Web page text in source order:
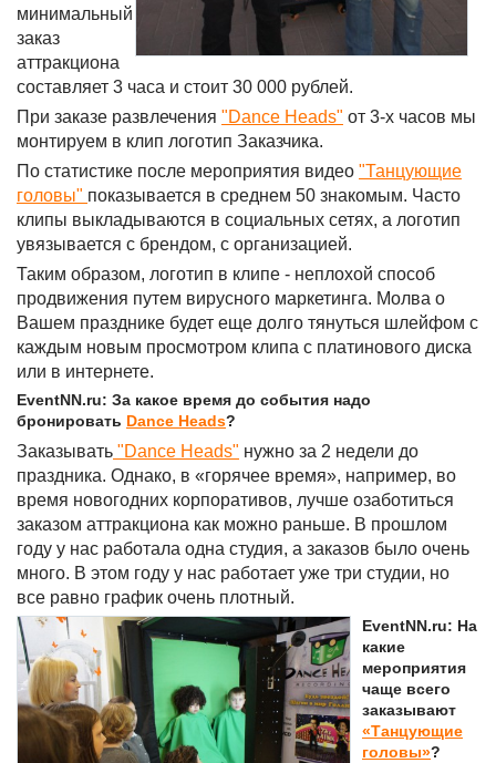
минимальный
заказ
аттракциона
составляет 3 часа и стоит 30 000 рублей.
При заказе развлечения "Dance Heads" от 3-х часов мы
монтируем в клип логотип Заказчика.
По статистике после мероприятия видео "Танцующие
головы" показывается в среднем 50 знакомым. Часто
клипы выкладываются в социальных сетях, а логотип
увязывается с брендом, с организацией.
Таким образом, логотип в клипе - неплохой способ
продвижения путем вирусного маркетинга. Молва о
Вашем празднике будет еще долго тянуться шлейфом с
каждым новым просмотром клипа с платинового диска
или в интернете.
EventNN.ru: За какое время до события надо
бронировать Dance Heads?
Заказывать "Dance Heads" нужно за 2 недели до
праздника. Однако, в «горячее время», например, во
время новогодних корпоративов, лучше озаботиться
заказом аттракциона как можно раньше. В прошлом
году у нас работала одна студия, а заказов было очень
много. В этом году у нас работает уже три студии, но
все равно график очень плотный.
EventNN.ru: На
какие
мероприятия
чаще всего
заказывают
«Танцующие
головы»?